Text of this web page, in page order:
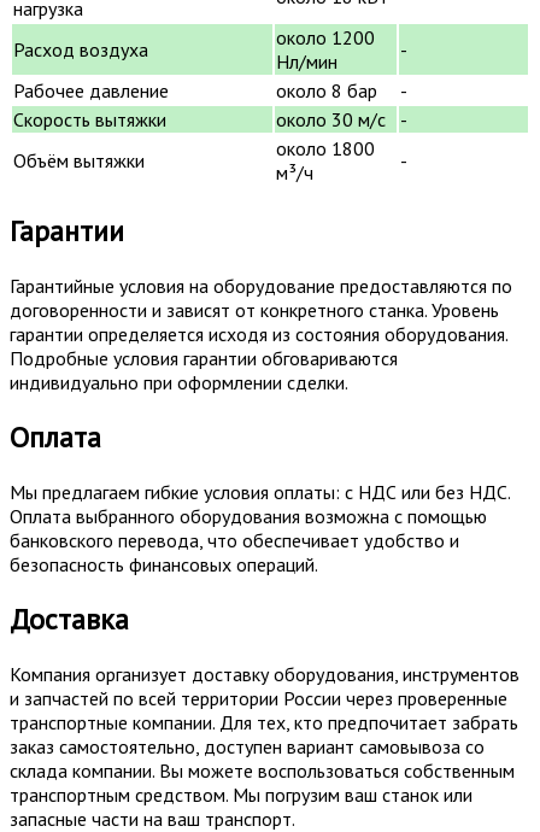
нагрузка
Расход воздуха
около 1200
Нл/мин
-
Рабочее давление
около 8 бар
-
Скорость вытяжки
около 30 м/с
-
Объём вытяжки
около 1800
м³/ч
-
Гарантии
Гарантийные условия на оборудование предоставляются по
договоренности и зависят от конкретного станка. Уровень
гарантии определяется исходя из состояния оборудования.
Подробные условия гарантии обговариваются
индивидуально при оформлении сделки.
Оплата
Мы предлагаем гибкие условия оплаты: с НДС или без НДС.
Оплата выбранного оборудования возможна с помощью
банковского перевода, что обеспечивает удобство и
безопасность финансовых операций.
Доставка
Компания организует доставку оборудования, инструментов
и запчастей по всей территории России через проверенные
транспортные компании. Для тех, кто предпочитает забрать
заказ самостоятельно, доступен вариант самовывоза со
склада компании. Вы можете воспользоваться собственным
транспортным средством. Мы погрузим ваш станок или
запасные части на ваш транспорт.